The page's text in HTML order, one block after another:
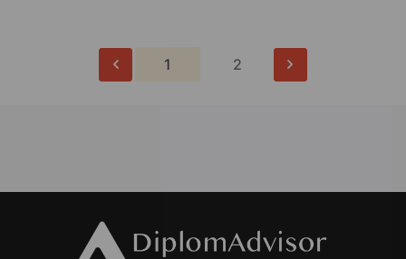
1 2